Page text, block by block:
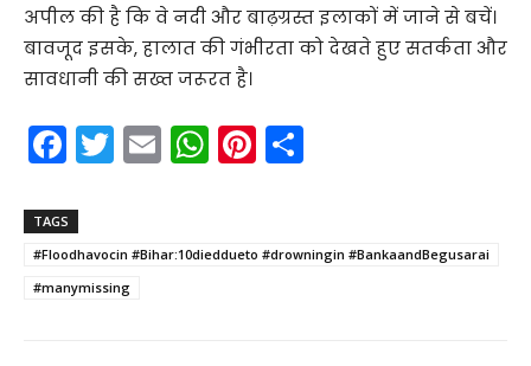
अपील की है कि वे नदी और बाढ़ग्रस्त इलाकों में जाने से बचें।
बावजूद इसके, हालात की गंभीरता को देखते हुए सतर्कता और
सावधानी की सख्त जरूरत है।
F
a
c
e
b
T
w
er
E
m
l
W
h
ts
Pi
nt
e e
TAGS
#Floodhavocin #Bihar:10dieddueto #drowningin #BankaandBegusarai
#manymissing